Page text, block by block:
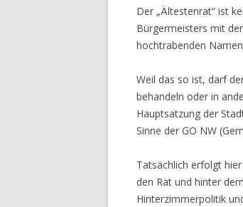
Der „Ältestenrat“ ist
Bürgermeisters mit
hochtrabenden
Weil das so ist, darf
behandeln oder in
Hauptsatzung der
Sinne der GO NW
Tatsächlich erfolgt
den Rat und hinter
Hinterzimmerpolitik